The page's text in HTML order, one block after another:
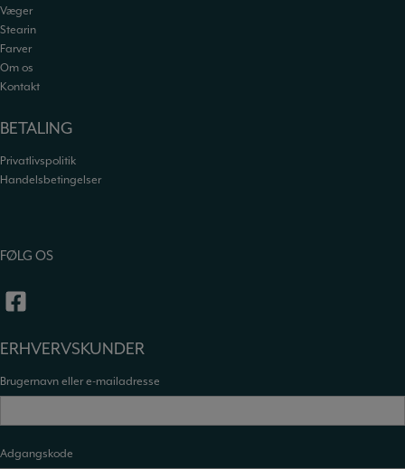
Væger
Stearin
Farver
Om os
Kontakt
BETALING
Privatlivspolitik
Handelsbetingelser
FØLG OS
ERHVERVSKUNDER
Brugernavn eller e-mailadresse
Adgangskode